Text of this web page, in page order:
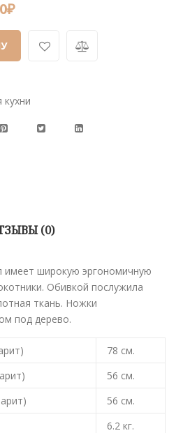
₽
кухни
(0)
имеет широкую эргономичную
Обивкой послужила
ткань. Ножки
под дерево.
78 см.
56 см.
56 см.
6.2 кг.